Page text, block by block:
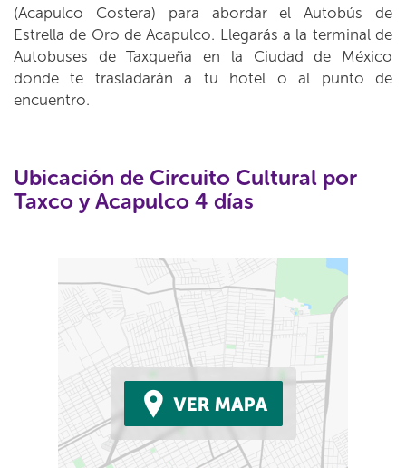
(Acapulco Costera) para abordar el Autobús de
Estrella de Oro de Acapulco. Llegarás a la terminal de
Autobuses de Taxqueña en la Ciudad de México
donde te trasladarán a tu hotel o al punto de
encuentro.
Ubicación de Circuito Cultural por
Taxco y Acapulco 4 días